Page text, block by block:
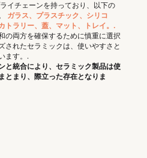
イチェーンを持っており、以下の
ガラス、プラスチック、シリコ
トラリー、蓋、マット、トレイ。.
の両方を確保するために慎重に選択
されたセラミックは、使いやすさと
ます。.
と統合により、セラミック製品は使
とまり、際立った存在となりま